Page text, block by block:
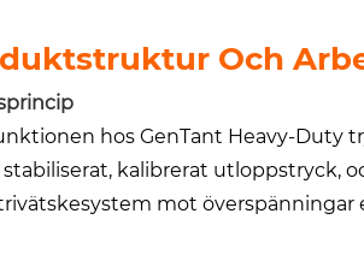
Och
hos GenTant Heavy-Duty
kalibrerat utloppstryck,
mot överspänningar